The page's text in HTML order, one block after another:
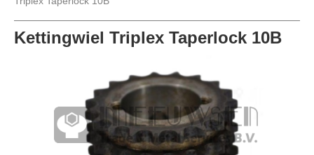
Kettingwiel Triplex Taperlock 10B